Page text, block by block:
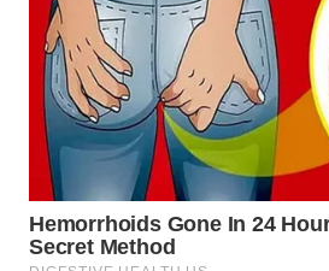
WN
TANGERANG
BINJAI
WN
CIREBON